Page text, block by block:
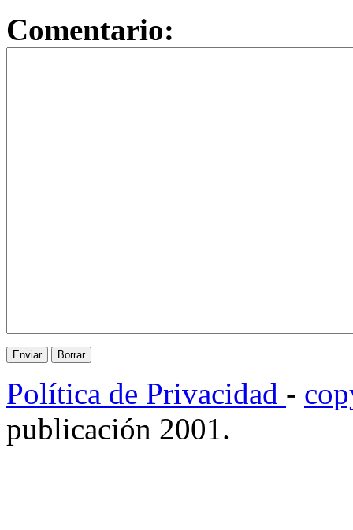
Comentario:
Política de Privacidad -
publicación 2001.